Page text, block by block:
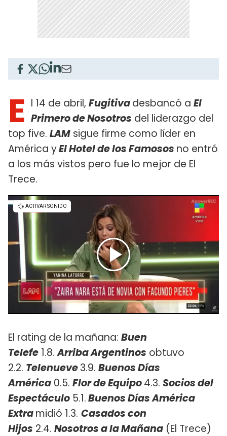
E l 14 de abril, Fugitivadesbancó a El
Primero de Nosotros del liderazgo del
top five. LAM sigue firme como líder en
América yEl Hotel de los Famosos no entró
a los más vistos pero fue lo mejor de El
Trece.
El rating de la mañana: Buen
Telefe 1.8.Arriba Argentinos obtuvo
2.2. Telenueve3.9. Buenos Días
América 0.5. Flor de Equipo4.3. Socios del
Espectáculo 5.1.Buenos Días América
Extramidió 1.3. Casados con
Hijos 2.4. Nosotros a la Mañana (El Trece)